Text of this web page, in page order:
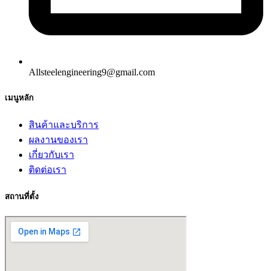
Allsteelengineering9@gmail.com
เมนูหลัก
สินค้าและบริการ
ผลงานของเรา
เกี่ยวกับเรา
ติดต่อเรา
สถานที่ตั้ง